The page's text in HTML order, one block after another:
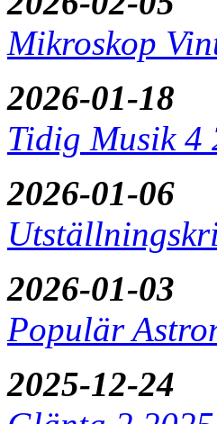
Mikroskop
2026-01-18
Tidig Musik 4
2026-01-06
2026-01-03
Populär
2025-12-24